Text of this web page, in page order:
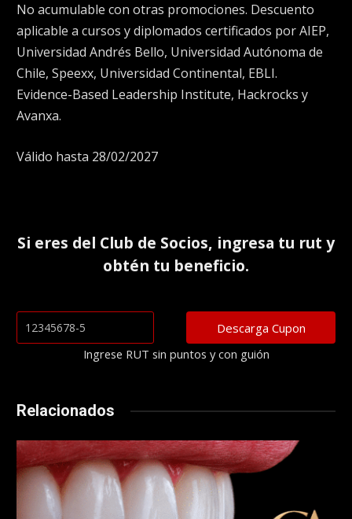
No acumulable con otras promociones. Descuento
aplicable a cursos y diplomados certificados por AIEP,
Universidad Andrés Bello, Universidad Autónoma de
Chile, Speexx, Universidad Continental, EBLI.
Evidence-Based Leadership Institute, Hackrocks y
Avanxa.
Válido hasta 28/02/2027
Si eres del Club de Socios, ingresa tu rut y
obtén tu beneficio.
Ingrese RUT sin puntos y con guión
Relacionados